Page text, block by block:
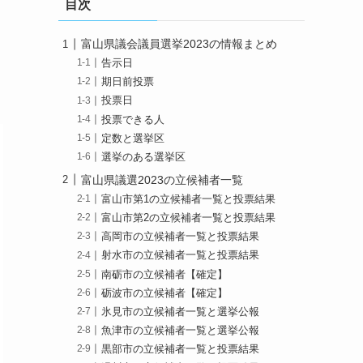
目次
富山県議会議員選挙2023の情報まとめ
告示日
期日前投票
投票日
投票できる人
定数と選挙区
選挙のある選挙区
富山県議選2023の立候補者一覧
富山市第1の立候補者一覧と投票結果
富山市第2の立候補者一覧と投票結果
高岡市の立候補者一覧と投票結果
射水市の立候補者一覧と投票結果
南砺市の立候補者【確定】
砺波市の立候補者【確定】
氷見市の立候補者一覧と選挙公報
魚津市の立候補者一覧と選挙公報
黒部市の立候補者一覧と投票結果